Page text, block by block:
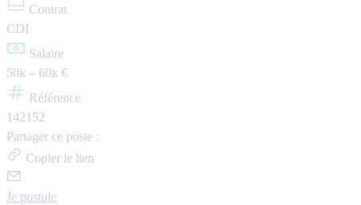
Contrat
CDI
Salaire
50k – 60k €
Référence
142152
Partager ce poste :
Copier le lien
Je postule